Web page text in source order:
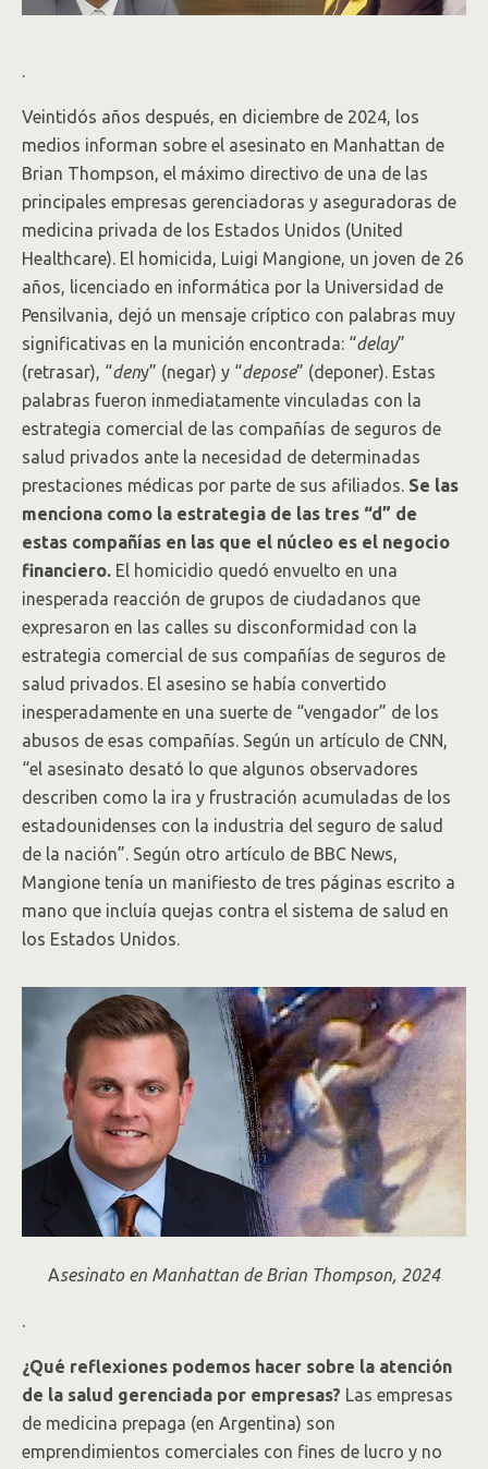
.
Veintidós años después, en diciembre de 2024, los
medios informan sobre el asesinato en Manhattan de
Brian Thompson, el máximo directivo de una de las
principales empresas gerenciadoras y aseguradoras de
medicina privada de los Estados Unidos (United
Healthcare). El homicida, Luigi Mangione, un joven de 26
años, licenciado en informática por la Universidad de
Pensilvania, dejó un mensaje críptico con palabras muy
significativas en la munición encontrada: “delay”
(retrasar), “deny” (negar) y “depose” (deponer). Estas
palabras fueron inmediatamente vinculadas con la
estrategia comercial de las compañías de seguros de
salud privados ante la necesidad de determinadas
prestaciones médicas por parte de sus afiliados. Se las
menciona como la estrategia de las tres “d” de
estas compañías en las que el núcleo es el negocio
financiero. El homicidio quedó envuelto en una
inesperada reacción de grupos de ciudadanos que
expresaron en las calles su disconformidad con la
estrategia comercial de sus compañías de seguros de
salud privados. El asesino se había convertido
inesperadamente en una suerte de “vengador” de los
abusos de esas compañías. Según un artículo de CNN,
“el asesinato desató lo que algunos observadores
describen como la ira y frustración acumuladas de los
estadounidenses con la industria del seguro de salud
de la nación”. Según otro artículo de BBC News,
Mangione tenía un manifiesto de tres páginas escrito a
mano que incluía quejas contra el sistema de salud en
los Estados Unidos.
Asesinato en Manhattan de Brian Thompson, 2024
.
¿Qué reflexiones podemos hacer sobre la atención
de la salud gerenciada por empresas? Las empresas
de medicina prepaga (en Argentina) son
emprendimientos comerciales con fines de lucro y no